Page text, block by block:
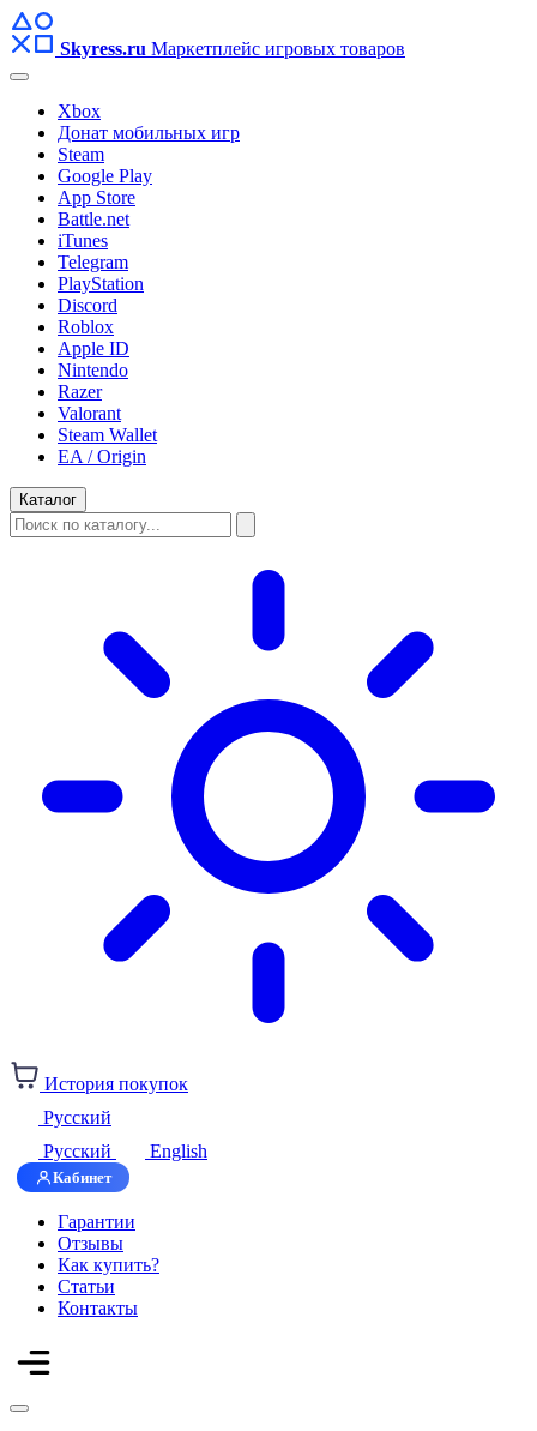
Skyress.ru Маркетплейс игровых товаров
Xbox
Донат мобильных игр
Steam
Google Play
App Store
Battle.net
iTunes
Telegram
PlayStation
Discord
Roblox
Apple ID
Nintendo
Razer
Valorant
Steam Wallet
EA / Origin
Каталог
История покупок
Русский
Русский
English
Кабинет
Гарантии
Отзывы
Как купить?
Статьи
Контакты